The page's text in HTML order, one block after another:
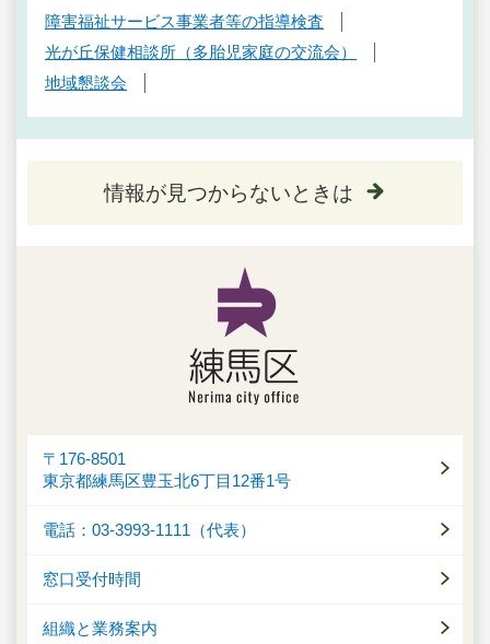
障害福祉サービス事業者等の指導検査
光が丘保健相談所（多胎児家庭の交流会）
地域懇談会
情報が見つからないときは
〒176-8501
東京都練馬区豊玉北6丁目12番1号
電話：03-3993-1111（代表）
窓口受付時間
組織と業務案内